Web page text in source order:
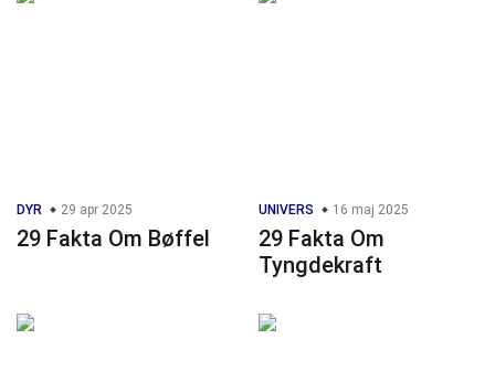
DYR 29 apr 2025
29 Fakta Om Bøffel
UNIVERS 16 maj 2025
29 Fakta Om
Tyngdekraft